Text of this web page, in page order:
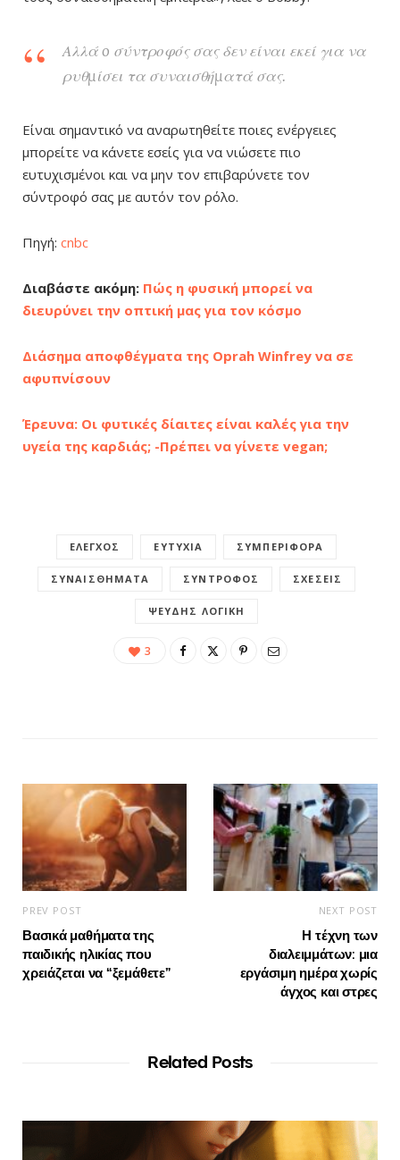
Αλλά o σύντροφός σας δεν είναι εκεί για να
ρυθμίσει τα συναισθήματά σας.
Είναι σημαντικό να αναρωτηθείτε ποιες ενέργειες
μπορείτε να κάνετε εσείς για να νιώσετε πιο
ευτυχισμένοι και να μην τον επιβαρύνετε τον
σύντροφό σας με αυτόν τον ρόλο.
Πηγή: cnbc
Διαβάστε ακόμη: Πώς η φυσική μπορεί να
διευρύνει την οπτική μας για τον κόσμο
Διάσημα αποφθέγματα της Oprah Winfrey να σε
αφυπνίσουν
Έρευνα: Οι φυτικές δίαιτες είναι καλές για την
υγεία της καρδιάς; -Πρέπει να γίνετε vegan;
ΈΛΕΓΧΟΣ ΕΥΤΥΧΊΑ ΣΥΜΠΕΡΙΦΟΡΆ
ΣΥΝΑΙΣΘΉΜΑΤΑ ΣΎΝΤΡΟΦΟΣ ΣΧΈΣΕΙΣ
ΨΕΥΔΉΣ ΛΟΓΙΚΉ
3
PREV POST
Βασικά μαθήματα της
παιδικής ηλικίας που
χρειάζεται να “ξεμάθετε”
NEXT POST
Η τέχνη των
διαλειμμάτων: μια
εργάσιμη ημέρα χωρίς
άγχος και στρες
Related Posts